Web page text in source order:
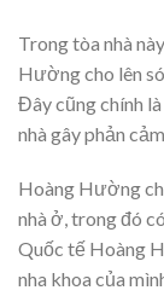
Trong tòa nhà
Hường cho lên
Đây cũng chính
nhà gây phản cảm.
Hoàng Hường
nhà ở, trong đó
Quốc tế Hoàng
nha khoa của